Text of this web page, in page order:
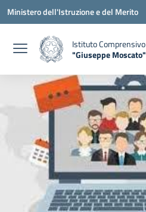
Vai ai contenuti
Vai al menu di navigazione
Vai al footer
Ministero dell'Istruzione e del Merito
Istituto Comprensivo
"Giuseppe Moscato"